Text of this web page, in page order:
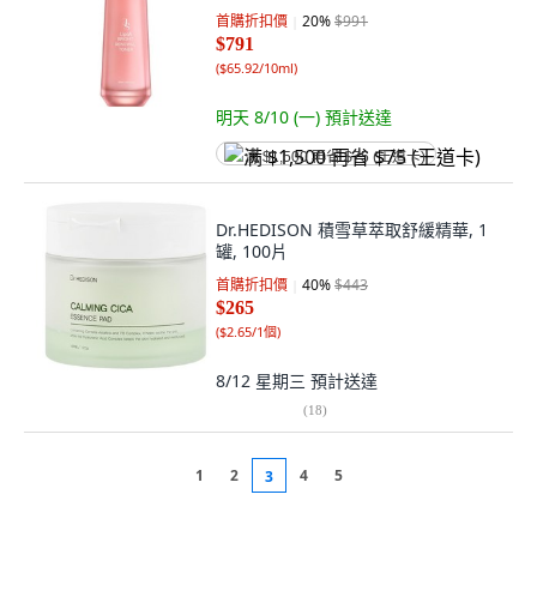
首購折扣價 20%$991
$791
($65.92/10ml)
明天 8/10 (一) 預計送達
满 $1,500 再省 $75 (王道卡)
Dr.HEDISON 積雪草萃取舒緩精華, 1
罐, 100片
首購折扣價 40%$443
$265
($2.65/1個)
8/12 星期三 預計送達
(18)
1 2 3 4 5